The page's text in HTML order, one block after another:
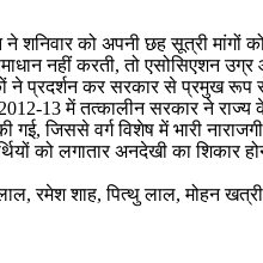
शनिवार को अपनी छह सूत्री मांगों
नहीं करती, तो एसोसिएशन
प्रदर्शन कर सरकार से प्रमुख रूप
13 में तत्कालीन सरकार ने
जिससे वर्ग विशेष में भारी नाराजगी
को लगातार अनदेखी का
रमेश शाह, पित्थु लाल, मोहन